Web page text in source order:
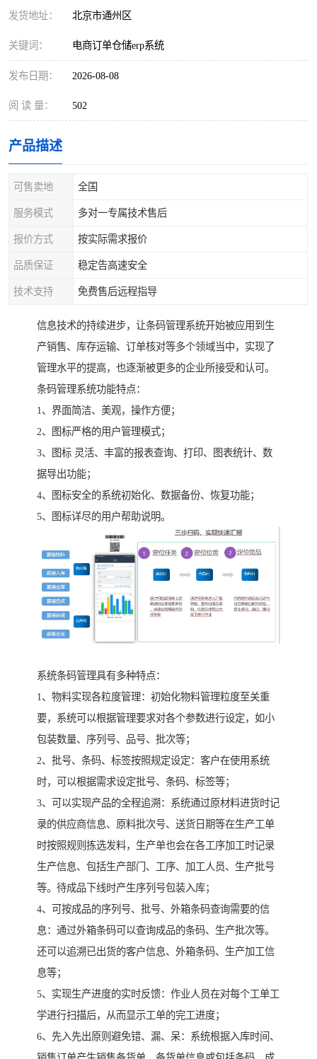
发货地址： 北京市通州区
关键词： 电商订单仓储erp系统
发布日期： 2026-08-08
阅 读 量： 502
产品描述
可售卖地 全国
服务模式 多对一专属技术售后
报价方式 按实际需求报价
品质保证 稳定告高速安全
技术支持 免费售后远程指导
信息技术的持续进步，让条码管理系统开始被应用到生
产销售、库存运输、订单核对等多个领域当中，实现了
管理水平的提高，也逐渐被更多的企业所接受和认可。
条码管理系统功能特点：
1、界面简洁、美观，操作方便；
2、图标严格的用户管理模式；
3、图标 灵活、丰富的报表查询、打印、图表统计、数
据导出功能；
4、图标安全的系统初始化、数据备份、恢复功能；
5、图标详尽的用户帮助说明。
系统条码管理具有多种特点：
1、物料实现各粒度管理：初始化物料管理粒度至关重
要，系统可以根据管理要求对各个参数进行设定，如小
包装数量、序列号、品号、批次等；
2、批号、条码、标签按照规定设定：客户在使用系统
时，可以根据需求设定批号、条码、标签等；
3、可以实现产品的全程追溯：系统通过原材料进货时记
录的供应商信息、原料批次号、送货日期等在生产工单
时按照规则拣选发料，生产单也会在各工序加工时记录
生产信息、包括生产部门、工序、加工人员、生产批号
等。待成品下线时产生序列号包装入库；
4、可按成品的序列号、批号、外箱条码查询需要的信
息：通过外箱条码可以查询成品的条码、生产批次等。
还可以追溯已出货的客户信息、外箱条码、生产加工信
息等；
5、实现生产进度的实时反馈：作业人员在对每个工单工
学进行扫描后，从而显示工单的完工进度；
6、先入先出原则避免错、漏、呆：系统根据入库时间、